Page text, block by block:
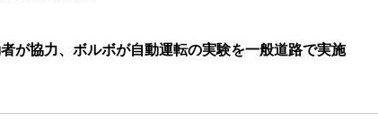
が協力、ボルボが自動運転の実験を一般道路で実施